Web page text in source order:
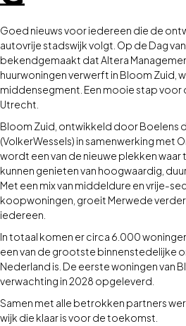
Goed nieuws voor iedereen die de
autovrije stadswijk volgt. Op de Dag
bekendgemaakt dat Altera
huurwoningen verwerft in Bloom Zuid,
middensegment. Een mooie stap voor
Utrecht.
Bloom Zuid, ontwikkeld door Boelens
(VolkerWessels) in samenwerking met
wordt een van de nieuwe plekken
kunnen genieten van hoogwaardig,
Met een mix van middeldure en vrije-
koopwoningen, groeit Merwede
iedereen.
In totaal komen er circa 6.000
een van de grootste binnenstedelijke
Nederland is. De eerste woningen van
verwachting in 2028 opgeleverd.
Samen met alle betrokken partners
wijk die klaar is voor de toekomst.